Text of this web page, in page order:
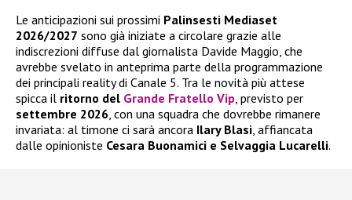
Le anticipazioni sui prossimi Palinsesti Mediaset
2026/2027 sono già iniziate a circolare grazie alle
indiscrezioni diffuse dal giornalista Davide Maggio, che
avrebbe svelato in anteprima parte della programmazione
dei principali reality di Canale 5. Tra le novità più attese
spicca il ritorno del Grande Fratello Vip , previsto per
settembre 2026 , con una squadra che dovrebbe rimanere
invariata: al timone ci sarà ancora Ilary Blasi , affiancata
dalle opinioniste Cesara Buonamici e Selvaggia Lucarelli.